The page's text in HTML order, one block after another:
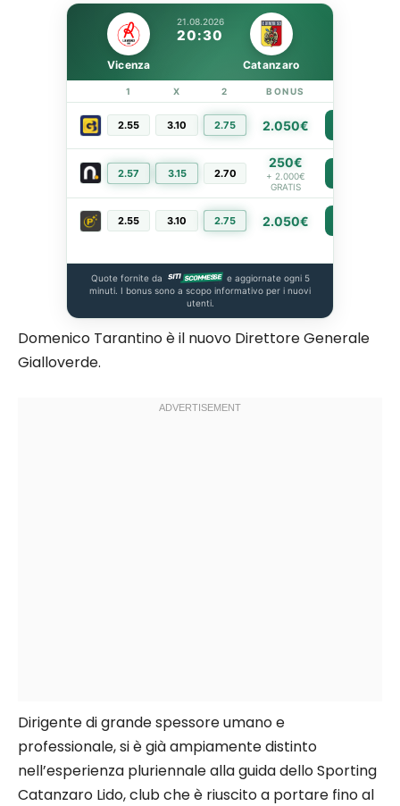
21.08.2026
20:30
Vicenza Catanzaro
1 X 2 BONUS
2.55 3.10 2.75 2.050€
2.57 3.15 2.70
250€
+ 2.000€
GRATIS
2.55 3.10 2.75 2.050€
Quote fornite da
e aggiornate ogni 5
minuti. I bonus sono a scopo informativo per i nuovi
utenti.
Domenico Tarantino è il nuovo Direttore Generale
Gialloverde.
Dirigente di grande spessore umano e
professionale, si è già ampiamente distinto
nell’esperienza pluriennale alla guida dello Sporting
Catanzaro Lido, club che è riuscito a portare fino al